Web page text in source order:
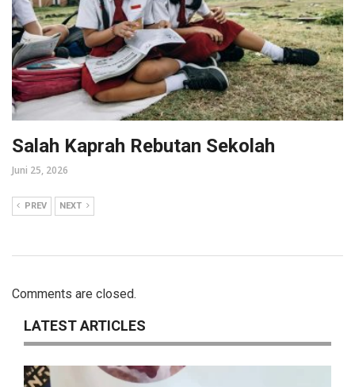
Salah Kaprah Rebutan Sekolah
Juni 25, 2026
PREV NEXT
Comments are closed.
LATEST ARTICLES